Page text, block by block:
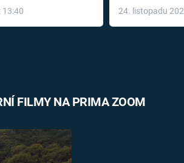
léky
24. listopadu
FILMY NA PRIMA ZOOM